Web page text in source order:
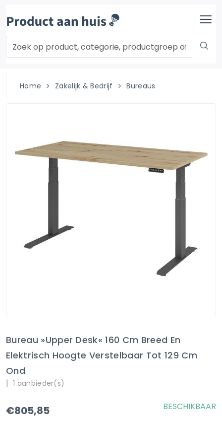
Home Zakelijk & Bedrijf Bureaus
Bureau »Upper Desk« 160 Cm Breed En
Elektrisch Hoogte Verstelbaar Tot 129 Cm
Ond
| 1 aanbieder(s)
€805,85 BESCHIKBAAR